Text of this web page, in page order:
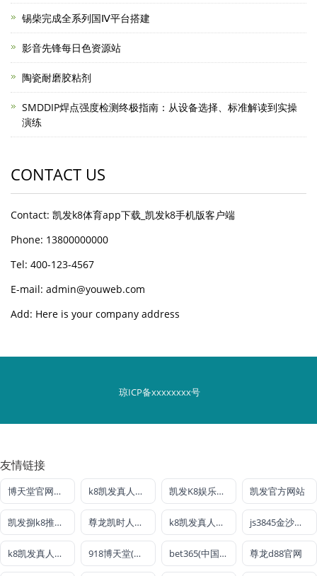
锡柴完成全系列国Ⅳ平台搭建
影音先锋每日色资源站
陶瓷耐磨胶粘剂
SMDDIP焊点强度检测终极指南：从设备选择、标准解读到实操
演练
CONTACT US
Contact: 凯发k8体育app下载_凯发k8手机版客户端
Phone: 13800000000
Tel: 400-123-4567
E-mail: admin@youweb.com
Add: Here is your company address
琼ICP备xxxxxxxx号
友情链接
博天堂官网最新登录入口 k8凯发真人娱乐手机首页 凯发K8娱乐全球公开 凯发官方网站
凯发捌k8推荐聚宝盆 尊龙凯时人生就是搏官方登录bjl8 k8凯发真人娱乐手机首页 js3845金沙线路
k8凯发真人娱乐手机官方网站 918博天堂(中国区)官方网站 bet365(中国)官方网站 尊龙d88官网